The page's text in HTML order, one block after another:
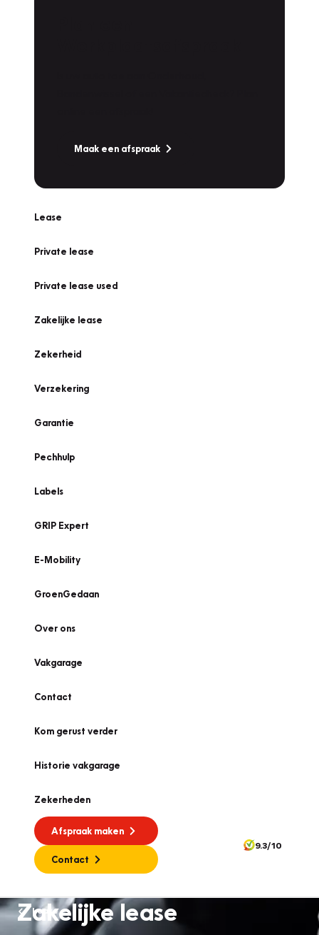
Maak een afspraak
Lease
Private lease
Private lease used
Zakelijke lease
Zekerheid
Verzekering
Garantie
Pechhulp
Labels
GRIP Expert
E-Mobility
GroenGedaan
Over ons
Vakgarage
Contact
Kom gerust verder
Historie vakgarage
Zekerheden
Afspraak maken
Contact
9.3/10
Lease
Zakelijke lease